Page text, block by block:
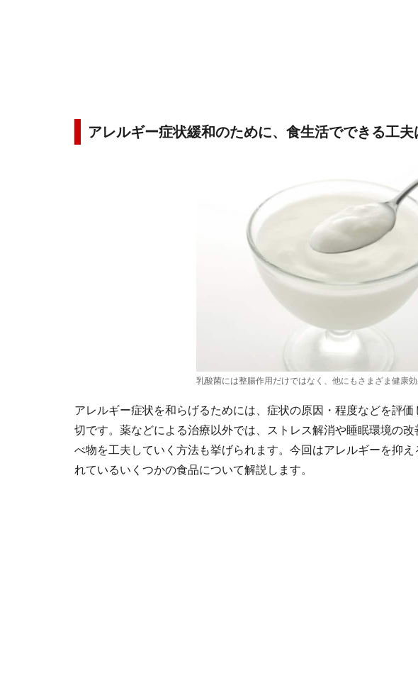
アレルギー症状緩和のために、食生活でできる工夫
乳酸菌には整腸作用だけではなく、他にもさまざま健康
アレルギー症状を和らげるためには、症状の原因・程度などを評
切です。薬などによる治療以外では、ストレス解消や睡眠環境の
べ物を工夫していく方法も挙げられます。今回はアレルギーを抑
れているいくつかの食品について解説します。